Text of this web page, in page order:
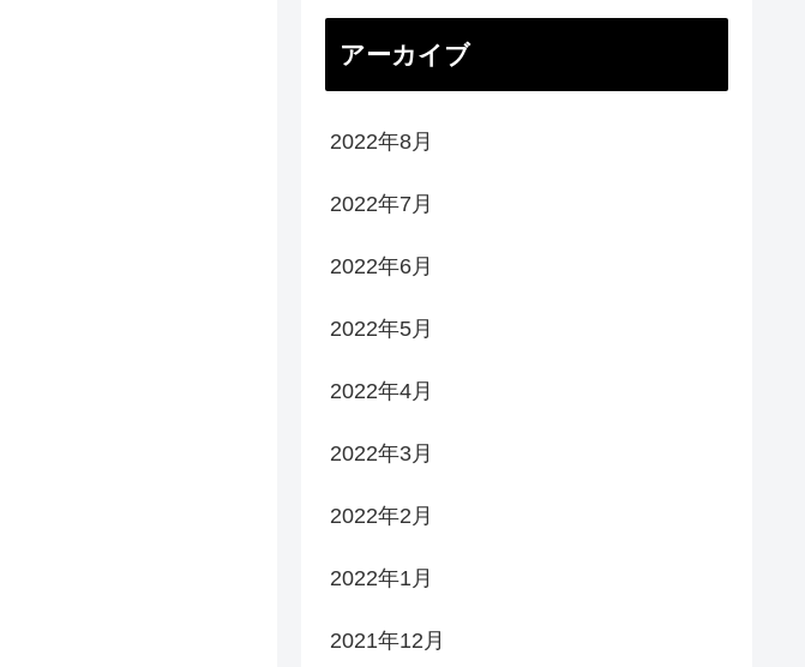
アーカイブ
2022年8月
2022年7月
2022年6月
2022年5月
2022年4月
2022年3月
2022年2月
2022年1月
2021年12月